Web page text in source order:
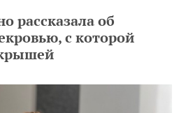
рассказала об
с которой